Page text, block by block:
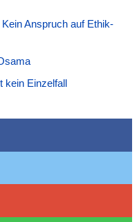
Kein Anspruch auf Ethik-
kein Einzelfall